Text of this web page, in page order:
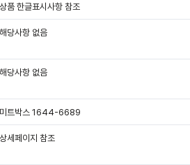
상품 한글표시사항 참조
해당사항 없음
해당사항 없음
미트박스 1644-6689
상세페이지 참조